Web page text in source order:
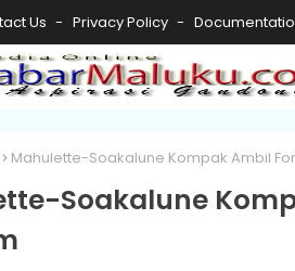
Us Privacy Policy
Mahulette-Soakalune Kompak Ambil
Soakalune